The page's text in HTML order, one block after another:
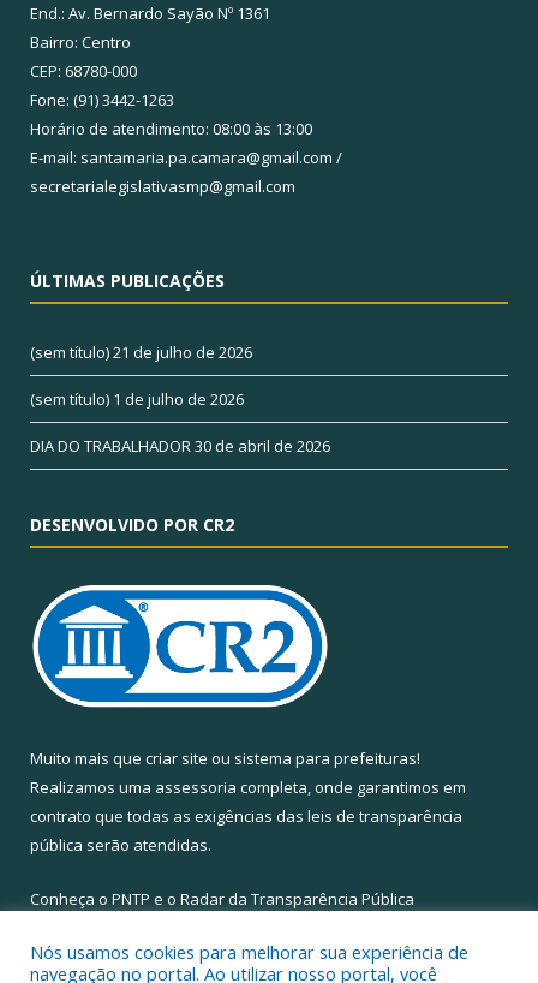
End.: Av. Bernardo Sayão Nº 1361
Bairro: Centro
CEP: 68780-000
Fone: (91) 3442-1263
Horário de atendimento: 08:00 às 13:00
E-mail: santamaria.pa.camara@gmail.com /
secretarialegislativasmp@gmail.com
ÚLTIMAS PUBLICAÇÕES
(sem título)21 de julho de 2026
(sem título) 1 de julho de 2026
DIA DO TRABALHADOR30 de abril de 2026
DESENVOLVIDO POR CR2
Muito mais que criar site ou sistema para prefeituras!
Realizamos uma assessoria completa, onde garantimos em
contrato que todas as exigências das leis de transparência
pública serão atendidas.
Conheça o PNTP e o Radar da Transparência Pública
Nós usamos cookies para melhorar sua experiência de
navegação no portal. Ao utilizar nosso portal, você